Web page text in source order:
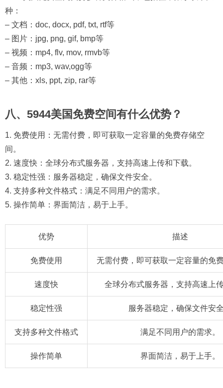
种：
– 文档：doc, docx, pdf, txt, rtf等
– 图片：jpg, png, gif, bmp等
– 视频：mp4, flv, mov, rmvb等
– 音频：mp3, wav,ogg等
– 其他：xls, ppt, zip, rar等
八、5944美国免费空间有什么优势？
1. 免费使用：无需付费，即可获取一定容量的免费存储空
间。
2. 速度快：全球分布式服务器，支持高速上传和下载。
3. 稳定性强：服务器稳定，确保文件安全。
4. 支持多种文件格式：满足不同用户的需求。
5. 操作简单：界面简洁，易于上手。
优势 描述
免费使用 无需付费，即可获取一定容量的免
速度快 全球分布式服务器，支持高速上
稳定性强 服务器稳定，确保文件安
支持多种文件格式 满足不同用户的需求。
操作简单 界面简洁，易于上手。